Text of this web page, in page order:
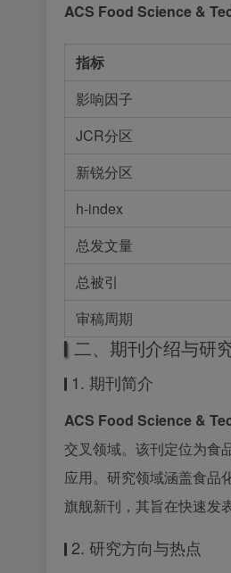
ACS Food Science &
指标
影响因子
JCR分区
新锐分区
h-index
总发文量
总被引
审稿周期
二、期刊介绍与研
1. 期刊简介
ACS Food Science &
交叉领域。该刊定位为食
应用。研究领域涵盖食品
旗舰新刊，其旨在快速发
2. 研究方向与热点